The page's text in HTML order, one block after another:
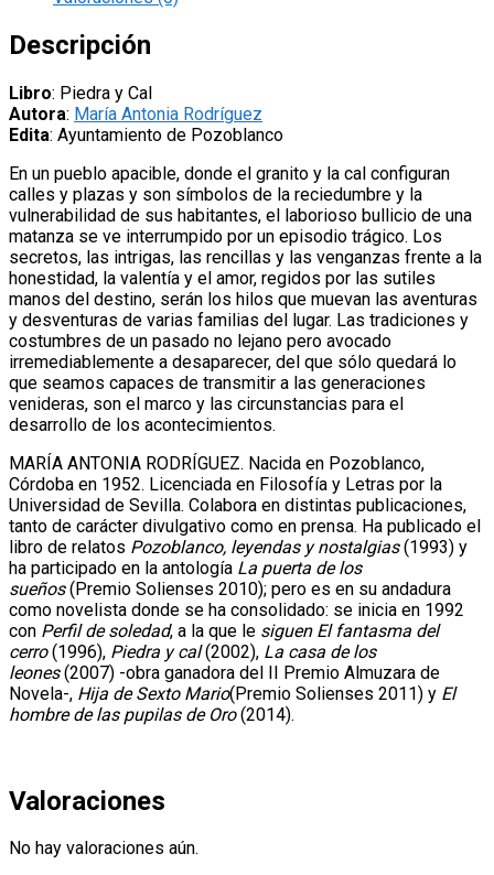
Descripción
Libro: Piedra y Cal
Autora: María Antonia Rodríguez
Edita: Ayuntamiento de Pozoblanco
En un pueblo apacible, donde el granito y la cal configuran
calles y plazas y son símbolos de la reciedumbre y la
vulnerabilidad de sus habitantes, el laborioso bullicio de una
matanza se ve interrumpido por un episodio trágico. Los
secretos, las intrigas, las rencillas y las venganzas frente a la
honestidad, la valentía y el amor, regidos por las sutiles
manos del destino, serán los hilos que muevan las aventuras
y desventuras de varias familias del lugar. Las tradiciones y
costumbres de un pasado no lejano pero avocado
irremediablemente a desaparecer, del que sólo quedará lo
que seamos capaces de transmitir a las generaciones
venideras, son el marco y las circunstancias para el
desarrollo de los acontecimientos.
MARÍA ANTONIA RODRÍGUEZ. Nacida en Pozoblanco,
Córdoba en 1952. Licenciada en Filosofía y Letras por la
Universidad de Sevilla. Colabora en distintas publicaciones,
tanto de carácter divulgativo como en prensa. Ha publicado el
libro de relatos Pozoblanco, leyendas y nostalgias(1993) y
ha participado en la antología La puerta de los
sueños(Premio Solienses 2010); pero es en su andadura
como novelista donde se ha consolidado: se inicia en 1992
con Perfil de soledad, a la que le siguen El fantasma del
cerro(1996), Piedra y cal(2002), La casa de los
leones(2007) -obra ganadora del II Premio Almuzara de
Novela-, Hija de Sexto Mario(Premio Solienses 2011) y El
hombre de las pupilas de Oro(2014).
Valoraciones
No hay valoraciones aún.